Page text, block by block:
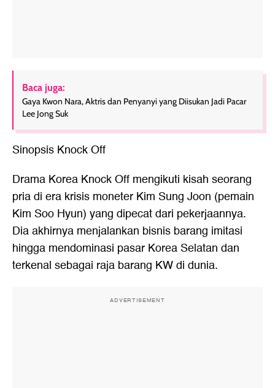
Baca juga:
Gaya Kwon Nara, Aktris dan Penyanyi yang Diisukan Jadi Pacar
Lee Jong Suk
Sinopsis Knock Off
Drama Korea Knock Off mengikuti kisah seorang
pria di era krisis moneter Kim Sung Joon (pemain
Kim Soo Hyun) yang dipecat dari pekerjaannya.
Dia akhirnya menjalankan bisnis barang imitasi
hingga mendominasi pasar Korea Selatan dan
terkenal sebagai raja barang KW di dunia.
ADVERTISEMENT